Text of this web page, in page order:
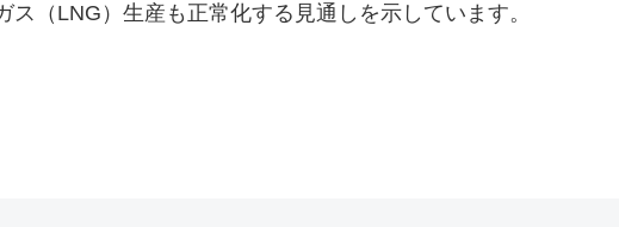
ス（LNG）生産も正常化する見通しを示しています。